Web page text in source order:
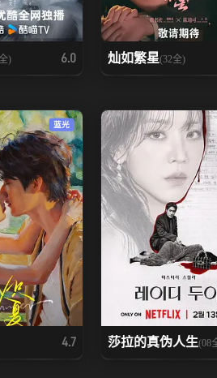
) 6.0 灿如繁星(32全)
蓝光
4.7 莎拉的真伪人生(08